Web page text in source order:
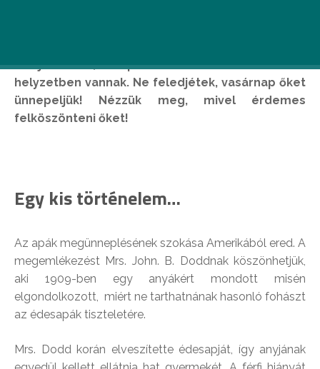
felejtkezik el, az apák sokkal szerencsétlenebb
helyzetben vannak. Ne feledjétek, vasárnap őket
ünnepeljük! Nézzük meg, mivel érdemes
felköszönteni őket!
Egy kis történelem…
Az apák megünneplésének szokása Amerikából ered. A
megemlékezést Mrs. John. B. Doddnak köszönhetjük,
aki 1909-ben egy anyákért mondott misén
elgondolkozott, miért ne tarthatnának hasonló fohászt
az édesapák tiszteletére.
Mrs. Dodd korán elveszítette édesapját, így anyjának